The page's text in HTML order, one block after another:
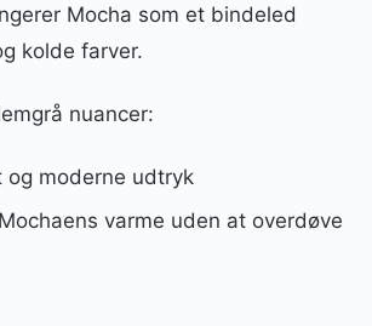
Mocha som et bindeled
kolde farver.
nuancer:
og moderne udtryk
varme uden at overdøve